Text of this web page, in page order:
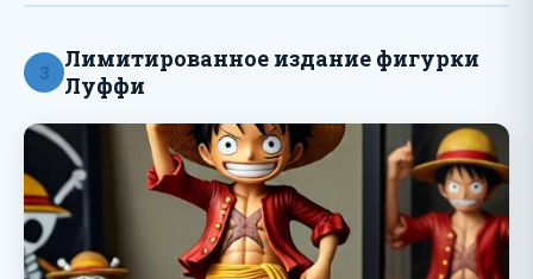
3
Лимитированное издание фигурки
Луффи